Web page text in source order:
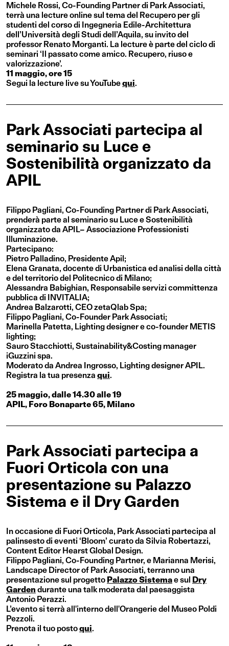
Michele Rossi, Co-Founding Partner di Park Associati,
terrà una lecture online sul tema del Recupero per gli
studenti del corso di Ingegneria Edile-Architettura
dell’Università degli Studi dell’Aquila, su invito del
professor Renato Morganti. La lecture è parte del ciclo di
seminari ‘Il passato come amico. Recupero, riuso e
valorizzazione’.
11 maggio, ore 15
Segui la lecture live su YouTubequi.
Park Associati partecipa al
seminario su Luce e
Sostenibilità organizzato da
APIL
Filippo Pagliani, Co-Founding Partner di Park Associati,
prenderà parte al seminario su Luce e Sostenibilità
organizzato da APIL– Associazione Professionisti
Illuminazione.
Partecipano:
Pietro Palladino, Presidente Apil;
Elena Granata, docente di Urbanistica ed analisi della città
e del territorio del Politecnico di Milano;
Alessandra Babighian, Responsabile servizi committenza
pubblica di INVITALIA;
Andrea Balzarotti, CEO zetaQlab Spa;
Filippo Pagliani, Co-Founder Park Associati;
Marinella Patetta, Lighting designer e co-founder ME­TIS
lighting;
Sauro Stacchiotti, Sustainability&Costing manager
iGuzzini spa.
Moderato da Andrea Ingrosso, Lighting designer APIL.
Registra la tua presenza qui.
25 maggio, dalle 14.30 alle 19
APIL, Foro Bonaparte 65, Milano
Park Associati partecipa a
Fuori Orticola con una
presentazione su Palazzo
Sistema e il Dry Garden
In occasione di Fuori Orticola, Park Associati partecipa al
palinsesto di eventi ‘Bloom’ curato da Silvia Robertazzi,
Content Editor Hearst Global Design.
Filippo Pagliani, Co-Founding Partner, e Marianna Merisi,
Landscape Director of Park Associati, terranno una
presentazione sul progetto Palazzo Sistemae sul Dry
Garden durante una talk moderata dal paesaggista
Antonio Perazzi.
L’evento si terrà all'interno dell'Orangerie del Museo Poldi
Pezzoli.
Prenota il tuo postoqui.